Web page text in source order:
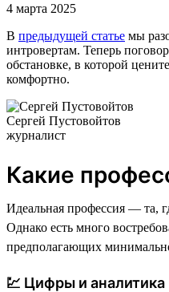
4 марта 2025
В предыдущей статье мы
интровертам. Теперь
обстановке, в которой
комфортно.
Сергей Пустовойтов
журналист
Какие
Идеальная профессия — та,
Однако есть много
предполагающих
💹 Цифры и аналитика